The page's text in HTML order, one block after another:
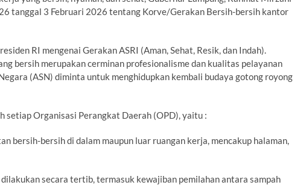
tanggal 3 Februari 2026 tentang Korve/Gerakan Bersih-bersih kantor
RI mengenai Gerakan ASRI (Aman, Sehat, Resik, dan Indah).
bersih merupakan cerminan profesionalisme dan kualitas pelayanan
(ASN) diminta untuk menghidupkan kembali budaya gotong royong
setiap Organisasi Perangkat Daerah (OPD), yaitu :
bersih-bersih di dalam maupun luar ruangan kerja, mencakup halaman,
secara tertib, termasuk kewajiban pemilahan antara sampah